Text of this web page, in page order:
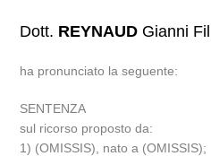
Dott. REYNAUD Gianni
ha pronunciato la seguente:
SENTENZA
sul ricorso proposto da:
1) (OMISSIS), nato a (OMISSIS);